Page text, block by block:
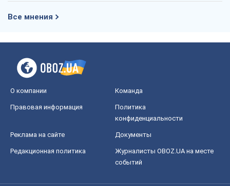
Все мнения
О компании Команда
Правовая информация
Политика
конфиденциальности
Реклама на сайте Документы
Редакционная политика
Журналисты OBOZ.UA на месте
событий